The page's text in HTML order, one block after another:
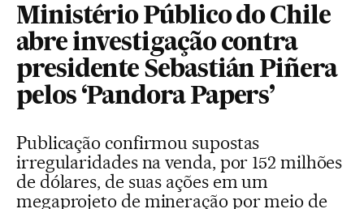
Ministério Público do Chile
abre investigação contra
presidente Sebastián Piñera
pelos ‘Pandora Papers’
Publicação confirmou supostas
irregularidades na venda, por 152 milhões
de dólares, de suas ações em um
megaprojeto de mineração por meio de